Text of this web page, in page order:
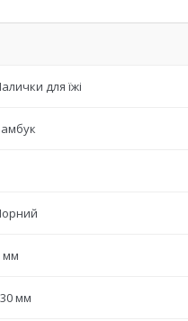
для їжі
мм
мм